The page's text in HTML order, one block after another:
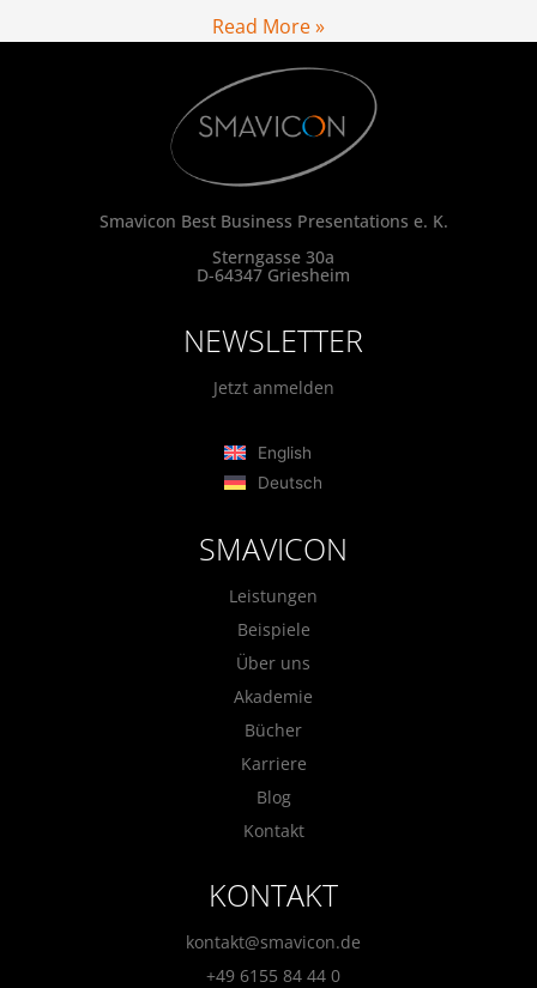
Read More »
Smavicon Best Business Presentations e. K.
Sterngasse 30a
D-64347 Griesheim
NEWSLETTER
Jetzt anmelden
English
Deutsch
SMAVICON
Leistungen
Beispiele
Über uns
Akademie
Bücher
Karriere
Blog
Kontakt
KONTAKT
kontakt@smavicon.de
+49 6155 84 44 0